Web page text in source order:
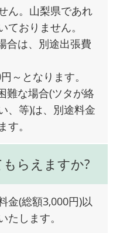
ん。山梨県であれ
ておりません。
合は、別途出張費
～となります。
難な場合(ツタが絡
、等)は、別途料金
。
らえますか?
金(総額3,000円)以
たします。